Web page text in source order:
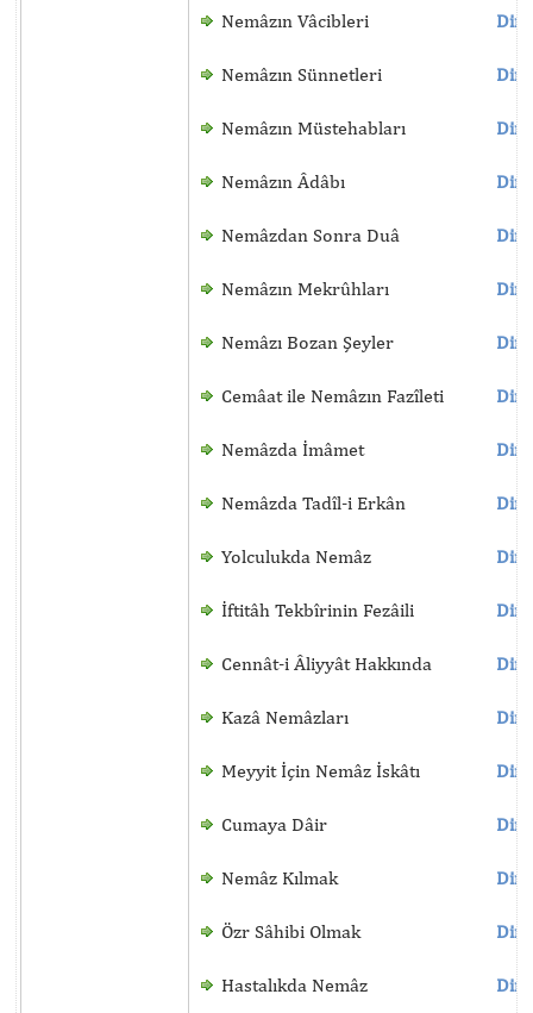
Nemâzın Vâcibleri
Nemâzın Sünnetleri
Nemâzın Müstehabları
Nemâzın Âdâbı
Nemâzdan Sonra Duâ
Nemâzın Mekrûhları
Nemâzı Bozan Şeyler
Cemâat ile Nemâzın Fazîleti
Nemâzda İmâmet
Nemâzda Tadîl-i Erkân
Yolculukda Nemâz
İftitâh Tekbîrinin Fezâili
Cennât-i Âliyyât Hakkında
Kazâ Nemâzları
Meyyit İçin Nemâz İskâtı
Cumaya Dâir
Nemâz Kılmak
Özr Sâhibi Olmak
Hastalıkda Nemâz